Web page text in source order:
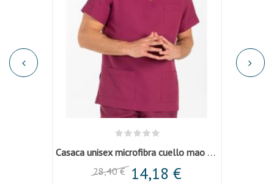
Casaca unisex microfibra cuello mao granate
28,40 € 14,18 €